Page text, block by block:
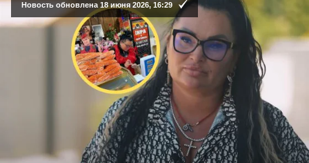
Новость обновлена 18 июня 2026, 16:29